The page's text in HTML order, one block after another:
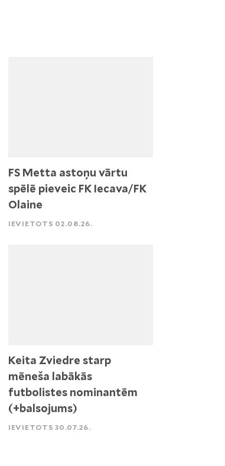
FS Metta astoņu vārtu
spēlē pieveic FK Iecava/FK
Olaine
IEVIETOTS 02.08.26.
Keita Zviedre starp
mēneša labākās
futbolistes nominantēm
(+balsojums)
IEVIETOTS 30.07.26.